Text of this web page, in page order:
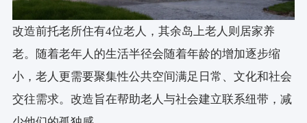
改造前托老所住有4位老人，其余岛上老人则居家养
老。随着老年人的生活半径会随着年龄的增加逐步缩
小，老人更需要聚集性公共空间满足日常、文化和社会
交往需求。改造旨在帮助老人与社会建立联系纽带，减